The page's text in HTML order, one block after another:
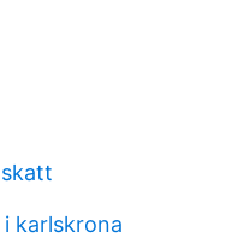
karlskrona